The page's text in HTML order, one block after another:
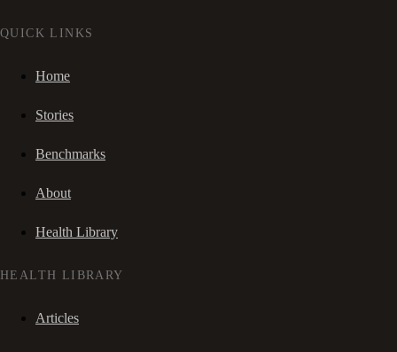
QUICK LINKS
Home
Stories
Benchmarks
About
Health Library
HEALTH LIBRARY
Articles